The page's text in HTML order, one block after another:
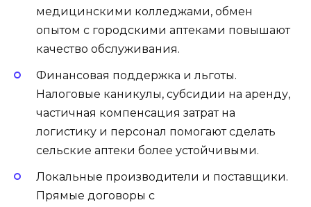
медицинскими колледжами, обмен
опытом с городскими аптеками повышают
качество обслуживания.
Финансовая поддержка и льготы.
Налоговые каникулы, субсидии на аренду,
частичная компенсация затрат на
логистику и персонал помогают сделать
сельские аптеки более устойчивыми.
Локальные производители и поставщики.
Прямые договоры с